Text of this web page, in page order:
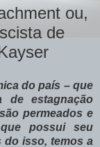
ou,
de
do país – que
de estagnação
permeados e
possui seu
isso, temos a